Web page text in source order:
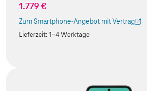
1.779 €
Zum Smartphone-Angebot mit Vertrag
(Der Link wird in einem neuen Tab geöffnet)
Lieferzeit:1-4 Werktage